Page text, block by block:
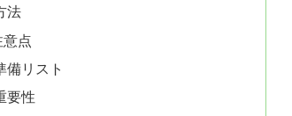
法
点
備リスト
要性